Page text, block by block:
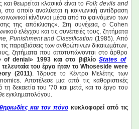
θεωρείται κλασικό είναι τοFolk devils and
στο οποίο αναλύεται η κοινωνική αντίδραση
κίνδυνοι µέσα από το φαινόµενο των
της απόκλισης». Στη συνέχεια, ο Cohen
ελέγχου και τις συνέπειές τους, ζητήµατα
Punishment and Classification (1985). Από
παραβιάσεις των ανθρώπινων δικαιωµάτων,
ζητήµατα που αποτυπώνονται στο άρθρο
denial» 1993 και στο βιβλίο States of
του έργα ήταν το Whoseside were
(2011). Ίδρυσε το Κέντρο Μελέτης των
Αποτέλεσε µια από τις καθοριστικές
δεκαετία του ’70 και µετά, και το έργο του
εγκληµατολόγου.
και τον πόνοκυκλοφορεί από τις